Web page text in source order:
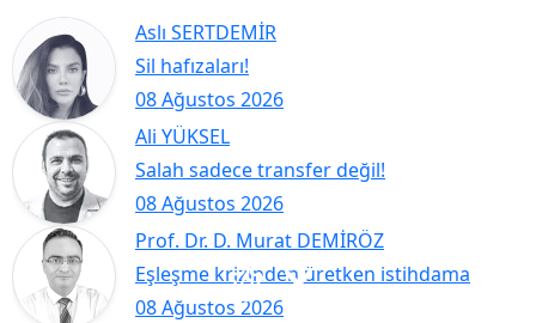
Aslı SERTDEMİR
08 Ağustos 2026
Sil hafızaları!
Ali YÜKSEL
08 Ağustos 2026
Salah sadece transfer değil!
Prof. Dr. D. Murat DEMİRÖZ
08 Ağustos 2026
Eşleşme krizinden üretken istihdama